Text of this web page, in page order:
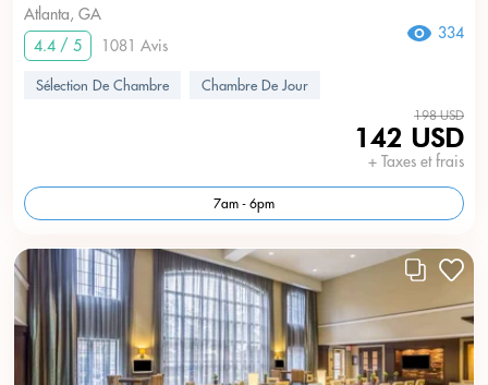
Atlanta, GA
4.4 / 5
1081 Avis
334
Sélection De Chambre Chambre De Jour
198 USD
142 USD
+ Taxes et frais
7am - 6pm